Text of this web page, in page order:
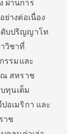
ผ่านการ
อย่างต่อเนื่อง
ดับปริญญาโท
วิชาที่
รรมและ
สหราช
ทุนเต็ม
อเมริกา และ
าช